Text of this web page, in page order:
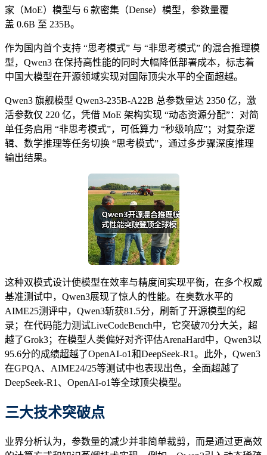
家（MoE）模型与 6 款密集（Dense）模型，参数量覆
盖 0.6B 至 235B。
作为国内首个支持 “思考模式” 与 “非思考模式” 的混合推理模
型，Qwen3 在保持高性能的同时大幅降低部署成本，标志着
中国大模型在开源领域实现对国际顶尖水平的全面超越。
Qwen3 旗舰模型 Qwen3-235B-A22B 总参数量达 2350 亿，激
活参数仅 220 亿，凭借 MoE 架构实现 “动态资源分配”：对简
单任务启用 “非思考模式”，可低算力 “秒级响应”；对复杂逻
辑、数学推理等任务切换 “思考模式”，通过多步骤深度推理
输出结果。
这种双模式设计使模型在效率与精度间实现平衡，在多个权威
基准测试中，Qwen3展现了惊人的性能。在奥数水平的
AIME25测评中，Qwen3斩获81.5分，刷新了开源模型的纪
录；在代码能力测试LiveCodeBench中，它突破70分大关，超
越了Grok3；在模型人类偏好对齐评估ArenaHard中，Qwen3以
95.6分的成绩超越了OpenAI-o1和DeepSeek-R1。此外，Qwen3
在GPQA、AIME24/25等测试中也表现出色，全面超越了
DeepSeek-R1、OpenAI-o1等全球顶尖模型。
三大技术突破点
业界分析认为，参数量的减少并非简单裁剪，而是通过更高效